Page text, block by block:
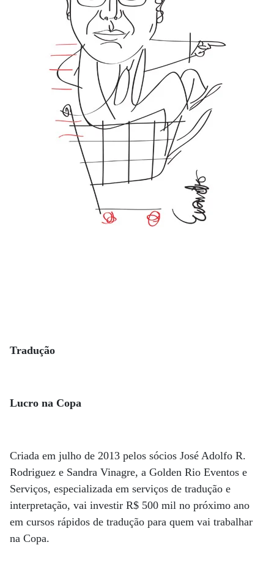
Tradução
Lucro na Copa
Criada em julho de 2013 pelos sócios José Adolfo R.
Rodriguez e Sandra Vinagre, a Golden Rio Eventos e
Serviços, especializada em serviços de tradução e
interpretação, vai investir R$ 500 mil no próximo ano
em cursos rápidos de tradução para quem vai trabalhar
na Copa.